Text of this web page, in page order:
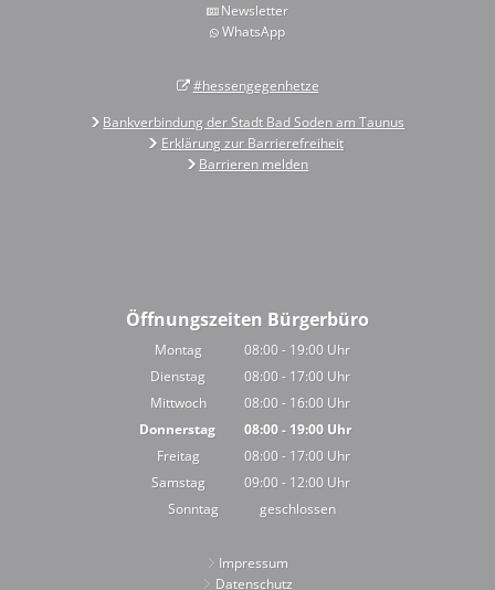
Newsletter
WhatsApp
#hessengegenhetze
Bankverbindung der Stadt Bad Soden am Taunus
Erklärung zur Barrierefreiheit
Barrieren melden
Öffnungszeiten Bürgerbüro
Montag 08:00- 19:00 Uhr
Von 08:00 bis 19:00 Uhr
Dienstag 08:00- 17:00 Uhr
Von 08:00 bis 17:00 Uhr
Mittwoch 08:00- 16:00 Uhr
Von 08:00 bis 16:00 Uhr
Donnerstag 08:00- 19:00Uhr
Von 08:00 bis 19:00 Uhr
Freitag 08:00- 17:00 Uhr
Von 08:00 bis 17:00 Uhr
Samstag 09:00- 12:00 Uhr
Von 09:00 bis 12:00 Uhr
Sonntag geschlossen
Impressum
Datenschutz